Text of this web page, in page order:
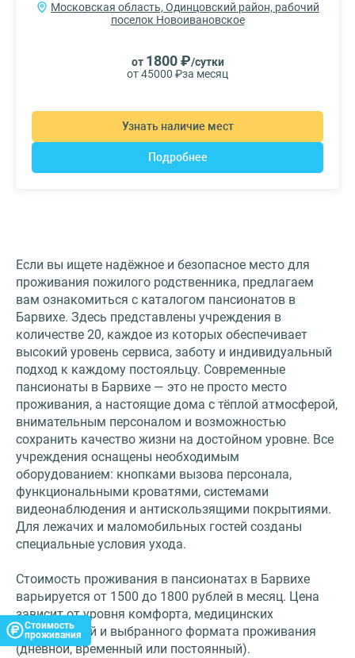
Московская область, Одинцовский район, рабочий
поселок Новоивановское
от 1800 ₽/сутки
от 45000 ₽за месяц
Узнать наличие мест
Подробнее
Если вы ищете надёжное и безопасное место для
проживания пожилого родственника, предлагаем
вам ознакомиться с каталогом пансионатов в
Барвихе. Здесь представлены учреждения в
количестве 20, каждое из которых обеспечивает
высокий уровень сервиса, заботу и индивидуальный
подход к каждому постояльцу. Современные
пансионаты в Барвихе — это не просто место
проживания, а настоящие дома с тёплой атмосферой,
внимательным персоналом и возможностью
сохранить качество жизни на достойном уровне. Все
учреждения оснащены необходимым
оборудованием: кнопками вызова персонала,
функциональными кроватями, системами
видеонаблюдения и антискользящими покрытиями.
Для лежачих и маломобильных гостей созданы
специальные условия ухода.
Стоимость проживания в пансионатах в Барвихе
варьируется от 1500 до 1800 рублей в месяц. Цена
зависит от уровня комфорта, медицинских
потребностей и выбранного формата проживания
(дневной, временный или постоянный).
Стоимость
проживания